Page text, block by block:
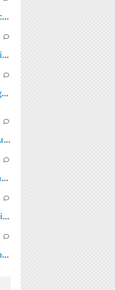
La propagation de la COVID-19 s'"accélère" au Royaume-Uni
Netflix, Disney+, Apple TV... De quoi passer du bon temps pendant le confinement
Coronavirus : Les vols entre l'Hexagone et l'Outre-Mer interdits dès lundi
Coronavirus : "Les patients sont plus jeunes que ce qu'on nous avait dit", affirme Patrick Pelloux
Coronavirus : Le casse-tête d'une famille confinée dans un petit appartement
Coronavirus : Les caissiers en première ligne et peu protégés
Virus - Ces français qui ne veulent pas rester chez eux et qui ne comprennent pas les ordres des policiers